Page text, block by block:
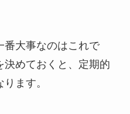
番大事なのはこれで
めておくと、定期的
ます。